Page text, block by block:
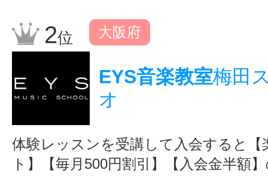
2位 大阪府
EYS音楽教室梅田
オ
体験レッスンを受講して入会すると【
ト】【毎月500円割引】【入会金半額